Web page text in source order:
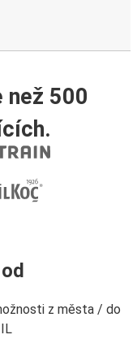
než 500
z města / do